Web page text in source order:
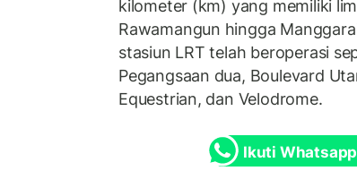
kilometer (km) yang memiliki
Rawamangun hingga
stasiun LRT telah beroperasi
Pegangsaan dua, Boulevard
Equestrian, dan Velodrome.
Ikuti